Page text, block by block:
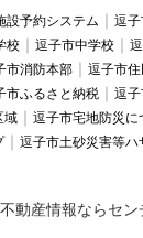
設予約システム
逗
校 逗子市中学校
市消防本部
逗子市
市ふるさと納税
逗
域
逗子市宅地防災に
逗子市土砂災害等ハ
動産情報ならセ